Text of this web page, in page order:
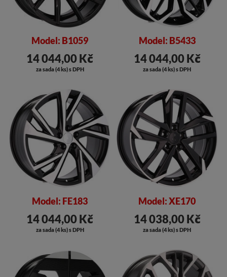
Model: B1059
14 044,00 Kč
za sada (4 ks) s DPH
Model: B5433
14 044,00 Kč
za sada (4 ks) s DPH
Model: FE183
14 044,00 Kč
za sada (4 ks) s DPH
Model: XE170
14 038,00 Kč
za sada (4 ks) s DPH